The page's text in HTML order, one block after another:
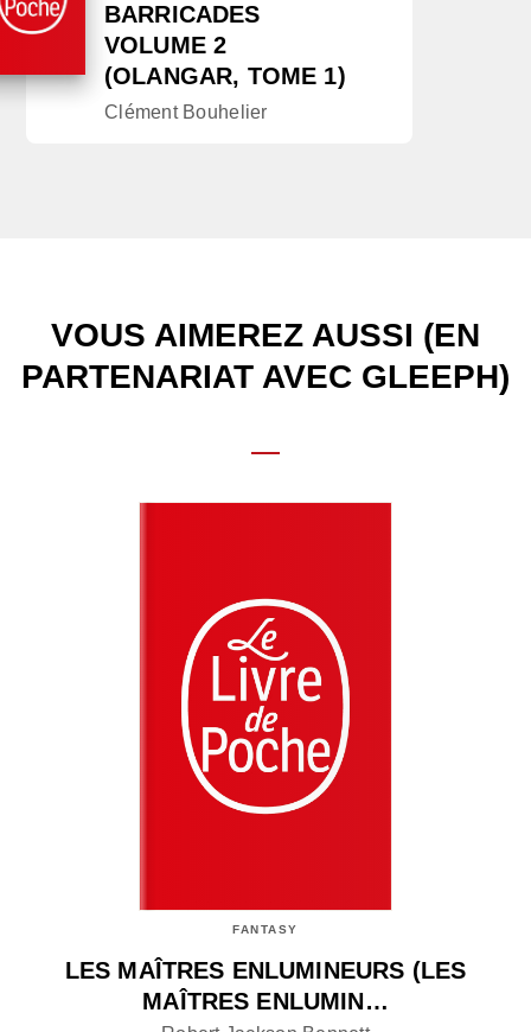
BARRICADES
VOLUME 2
(OLANGAR, TOME 1)
Clément Bouhelier
VOUS AIMEREZ AUSSI (EN
PARTENARIAT AVEC GLEEPH)
FANTASY
LES MAÎTRES ENLUMINEURS (LES
MAÎTRES ENLUMIN…